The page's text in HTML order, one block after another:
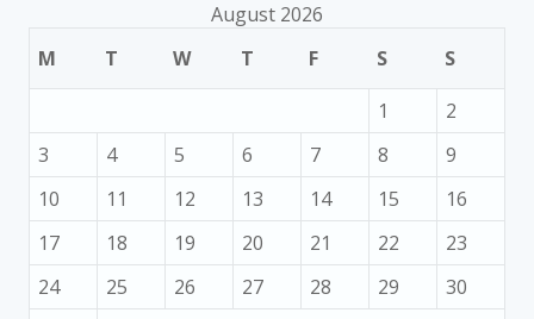
August 2026
M
T W T F S
S
1
2
3
4 5 6 7 8
9
10
11 12 13 14 15
16
17
18 19 20 21 22
23
24
25 26 27 28 29
30